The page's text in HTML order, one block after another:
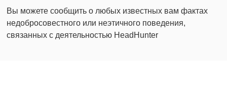
Вы можете сообщить о любых известных вам фактах
недобросовестного или неэтичного поведения,
связанных с деятельностью HeadHunter